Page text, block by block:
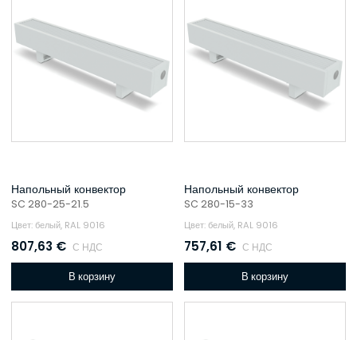
Напольный конвектор
SC 280-25-21.5
Цвет: белый, RAL 9016
807,63 € С НДС
В корзину
Напольный конвектор
SC 280-15-33
Цвет: белый, RAL 9016
757,61 € С НДС
В корзину